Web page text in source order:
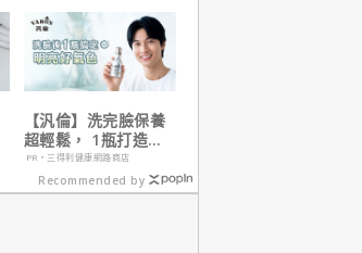
【汎倫】洗完臉保養
超輕鬆， 1瓶打造好
氣色
PR・三得利健康網路商店
Recommended by